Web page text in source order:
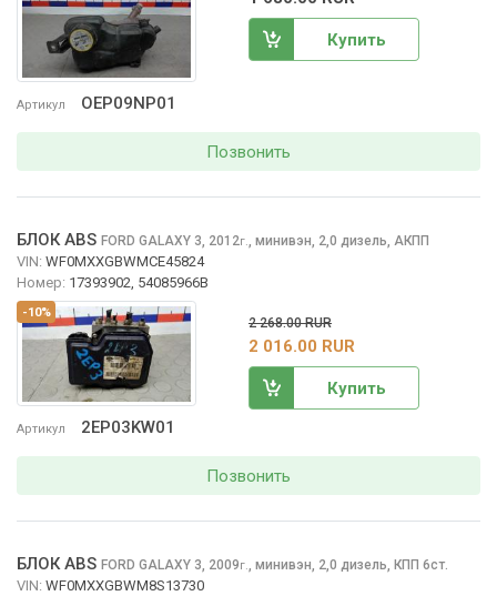
Артикул OEP09NP01
Купить
Позвонить
-10%
Артикул 2EP03KW01
БЛОК ABS FORD GALAXY 3, 2012г. минивэн, 2,0 дизель, АКПП
VIN: WF0MXXGBWMCE45824
Номер: 17393902, 54085966B
2 268.00 RUR
2 016.00 RUR
Купить
Позвонить
БЛОК ABS FORD GALAXY 3, 2009г. минивэн, 2,0 дизель, КПП 6ст.
VIN: WF0MXXGBWM8S13730